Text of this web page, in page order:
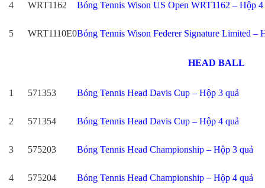
4 WRT1162 Bóng Tennis Wison US Open WRT1162 – Hộp 4
5 WRT1110E0Bóng Tennis Wison Federer Signature Limited –
HEAD BALL
1 571353 Bóng Tennis Head Davis Cup – Hộp 3 quả
2 571354 Bóng Tennis Head Davis Cup – Hộp 4 quả
3 575203 Bóng Tennis Head Championship – Hộp 3 quả
4 575204 Bóng Tennis Head Championship – Hộp 4 quả